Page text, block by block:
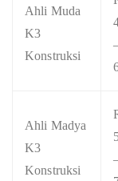
Ahli Muda
K3
Konstruksi
Ahli Madya
K3
Konstruksi